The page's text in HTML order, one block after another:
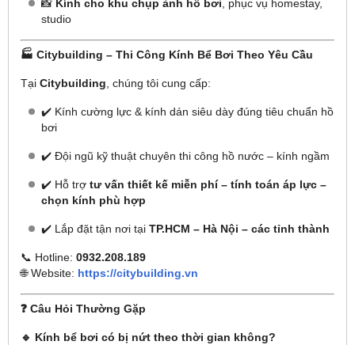
📸 Kính cho khu chụp ảnh hồ bơi, phục vụ homestay,
studio
🏭 Citybuilding – Thi Công Kính Bể Bơi Theo Yêu Cầu
Tại Citybuilding, chúng tôi cung cấp:
✔️ Kính cường lực & kính dán siêu dày đúng tiêu chuẩn hồ
bơi
✔️ Đội ngũ kỹ thuật chuyên thi công hồ nước – kính ngầm
✔️ Hỗ trợ tư vấn thiết kế miễn phí – tính toán áp lực –
chọn kính phù hợp
✔️ Lắp đặt tận nơi tại TP.HCM – Hà Nội – các tỉnh thành
📞 Hotline: 0932.208.189
🌐 Website: https://citybuilding.vn
❓ Câu Hỏi Thường Gặp
🔹 Kính bể bơi có bị nứt theo thời gian không?